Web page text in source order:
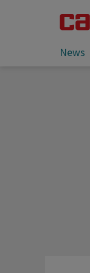
News
Sie lesen: